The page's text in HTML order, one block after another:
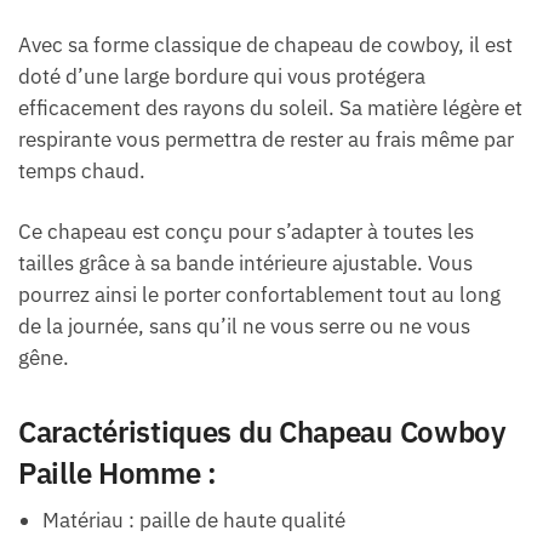
Avec sa forme classique de chapeau de cowboy, il est
doté d’une large bordure qui vous protégera
efficacement des rayons du soleil. Sa matière légère et
respirante vous permettra de rester au frais même par
temps chaud.
Ce chapeau est conçu pour s’adapter à toutes les
tailles grâce à sa bande intérieure ajustable. Vous
pourrez ainsi le porter confortablement tout au long
de la journée, sans qu’il ne vous serre ou ne vous
gêne.
Caractéristiques du Chapeau Cowboy
Paille Homme :
Matériau : paille de haute qualité